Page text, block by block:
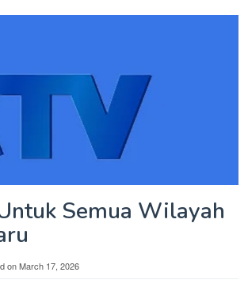
Semua Wilayah
onMarch 17, 2026